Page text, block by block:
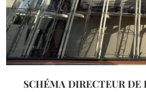
SCHÉMA DIRECTEUR